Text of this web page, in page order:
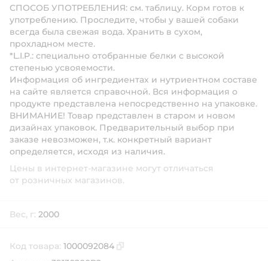
СПОСОБ УПОТРЕБЛЕНИЯ: см. таблицу. Корм готов к
употреблению. Проследите, чтобы у вашей собаки
всегда была свежая вода. Хранить в сухом,
прохладном месте.
*L.I.P.: специально отобранные белки с высокой
степенью усвояемости.
Информация об ингредиентах и нутриентном составе
на сайте является справочной. Вся информация о
продукте представлена непосредственно на упаковке.
ВНИМАНИЕ! Товар представлен в старом и новом
дизайнах упаковок. Предварительный выбор при
заказе невозможен, т.к. конкретный вариант
определяется, исходя из наличия.
Цены в интернет-магазине могут отличаться
от розничных магазинов.
Вес, г: 2000
Код товара: 1000092084